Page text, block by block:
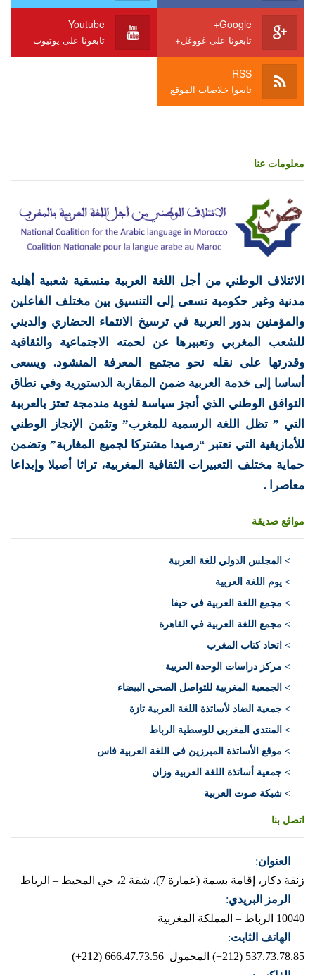
Google+
تابعونا على غووغل+
Youtube
تابعونا على يوتيوب
RSS
تابعوا خلاصات الموقع
معلومات عنا
الائتلاف الوطني من أجل اللغة العربية منسقية شعبية أهلية
مدنية وغير حكومية تسعى إلى التنسيق بين مختلف الفاعلين
والمؤمنين بدور العربية في ترسيخ الانتماء الحضاري والديني
للشعب المغربي وتعبيرها عن لحمته الاجتماعية والثقافية
وقدرتها على نقله نحو مجتمع المعرفة المنشود. ويسعى
أساسا إلى خدمة العربية ضمن المقاربة الدستورية وفي نطاق
التوافق الوطني الذي أنجز سياسة لغوية مندمجة تعتز بالعربية
التي ” تظل اللغة الرسمية للمغرب” وتثمن الإنجاز الوطني
للأمازيغية التي تعتبر “رصيدا مشتركا لجميع المغاربة” وتضمن
حماية مختلف التعبيرات الثقافية المغربية، تراثا أصيلا وإبداعا
معاصرا .
مواقع صديقة
> المجلس الدولي للغة العربية
> يوم اللغة العربية
> مجمع اللغة العربية في حيفا
> مجمع اللغة العربية في القاهرة
> اتحاد كتاب المغرب
> مركز دراسات الوحدة العربية
> الجمعية المغربية للتواصل الصحي البيضاء
> جمعية الضاد لأساتذة اللغة العربية تازة
> المنتدى المغربي للوسطية الرباط
> موقع الأساتذة المبرزين في اللغة العربية فاس
> جمعية أساتذة اللغة العربية وزان
> شبكة صوت العربية
اتصل بنا
العنوان:
زنقة دكار، إقامة بسمة (عمارة 7)، شقة 2، حي المحيط – الرباط
الرمز البريدي:
10040 الرباط – المملكة المغربية
الهاتف الثابت:
537.73.78.85 (212+)
المحمول 666.47.73.56 (212+)